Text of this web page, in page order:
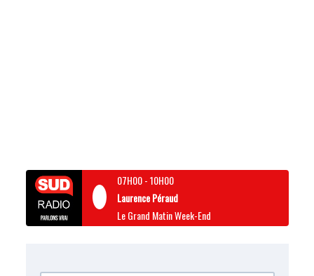
07H00-10H00
Laurence Péraud
Le Grand Matin Week-End